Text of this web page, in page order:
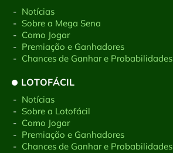
- Notícias
- Sobre a Mega Sena
- Como Jogar
- Premiação e Ganhadores
- Chances de Ganhar e Probabilidades
LOTOFÁCIL
- Notícias
- Sobre a Lotofácil
- Como Jogar
- Premiação e Ganhadores
- Chances de Ganhar e Probabilidades